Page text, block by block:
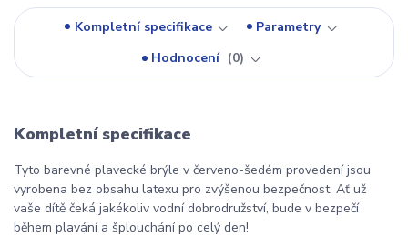
Kompletní specifikace
Parametry
Hodnocení
0
Kompletní specifikace
Tyto barevné plavecké brýle v červeno-šedém provedení jsou
vyrobena bez obsahu latexu pro zvýšenou bezpečnost. Ať už
vaše dítě čeká jakékoliv vodní dobrodružství, bude v bezpečí
během plavání a šplouchání po celý den!